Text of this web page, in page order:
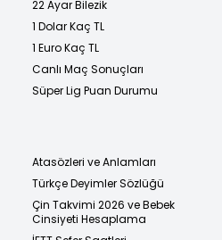
22 Ayar Bilezik
1 Dolar Kaç TL
1 Euro Kaç TL
Canlı Maç Sonuçları
Süper Lig Puan Durumu
Atasözleri ve Anlamları
Türkçe Deyimler Sözlüğü
Çin Takvimi 2026 ve Bebek
Cinsiyeti Hesaplama